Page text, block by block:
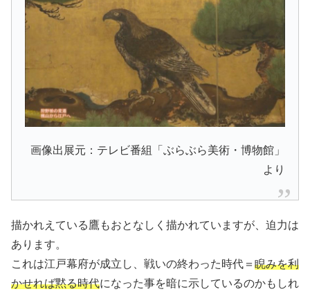
画像出展元：テレビ番組「ぶらぶら美術・博物館」
より
描かれえている鷹もおとなしく描かれていますが、迫力は
あります。
これは江戸幕府が成立し、戦いの終わった時代＝ 睨みを利
かせれば黙る時代になった事を暗に示しているのかもしれ